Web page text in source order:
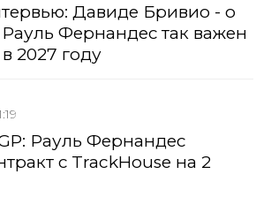
Давиде Бривио - о
Фернандес так важен
2027 году
Рауль Фернандес
с TrackHouse на 2